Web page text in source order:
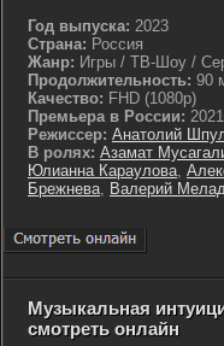
Год выпуска: 2023
Страна: Россия
Жанр: Игры / ТВ-Шоу /
Продолжительность: 90
Качество: FHD (1080p)
Премьера в России:
Режиссер: Анатолий
В ролях: Азамат
Юлианна Караулова,
Брежнева, Валерий
Музыкальная
смотреть онлайн